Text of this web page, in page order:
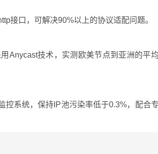
接口，可解决90%以上的协议适配问题。
Anycast技术，实测欧美节点到亚洲的平均
控系统，保持IP池污染率低于0.3%，配合专